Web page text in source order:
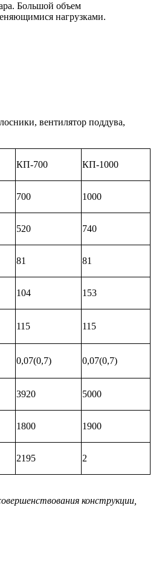
Большой объем
нагрузками.
вентилятор поддува,
КП-700 КП-1000
700 1000
520 740
81 81
104 153
115 115
0,07(0,7) 0,07(0,7)
3920 5000
1800 1900
2195 2
конструкции,